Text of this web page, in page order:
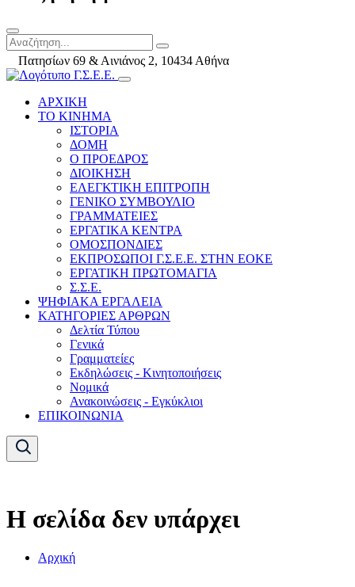
Πατησίων 69 & Αινιάνος 2, 10434 Αθήνα
ΑΡΧΙΚΗ
ΤΟ ΚΙΝΗΜΑ
ΙΣΤΟΡΙΑ
ΔΟΜΗ
Ο ΠΡΟΕΔΡΟΣ
ΔΙΟΙΚΗΣΗ
ΕΛΕΓΚΤΙΚΗ ΕΠΙΤΡΟΠΗ
ΓΕΝΙΚΟ ΣΥΜΒΟΥΛΙΟ
ΓΡΑΜΜΑΤΕΙΕΣ
ΕΡΓΑΤΙΚΑ ΚΕΝΤΡΑ
ΟΜΟΣΠΟΝΔΙΕΣ
ΕΚΠΡΟΣΩΠΟΙ Γ.Σ.Ε.Ε. ΣΤΗΝ ΕΟΚΕ
ΕΡΓΑΤΙΚΗ ΠΡΩΤΟΜΑΓΙΑ
Σ.Σ.Ε.
ΨΗΦΙΑΚΑ ΕΡΓΑΛΕΙΑ
ΚΑΤΗΓΟΡΙΕΣ ΑΡΘΡΩΝ
Δελτία Τύπου
Γενικά
Γραμματείες
Εκδηλώσεις - Κινητοποιήσεις
Νομικά
Ανακοινώσεις - Εγκύκλιοι
ΕΠΙΚΟΙΝΩΝΙΑ
Η σελίδα δεν υπάρχει
Αρχική